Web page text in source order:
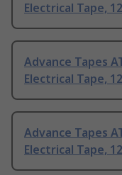
Electrical Tape,
Advance Tapes
Electrical Tape,
Advance Tapes
Electrical Tape,